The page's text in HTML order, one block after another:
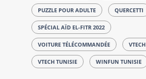
PUZZLE POUR ADULTE QUERCETTI
SPÉCIAL AÏD EL-FITR 2022
VOITURE TÉLÉCOMMANDÉE VTECH
VTECH TUNISIE WINFUN TUNISIE